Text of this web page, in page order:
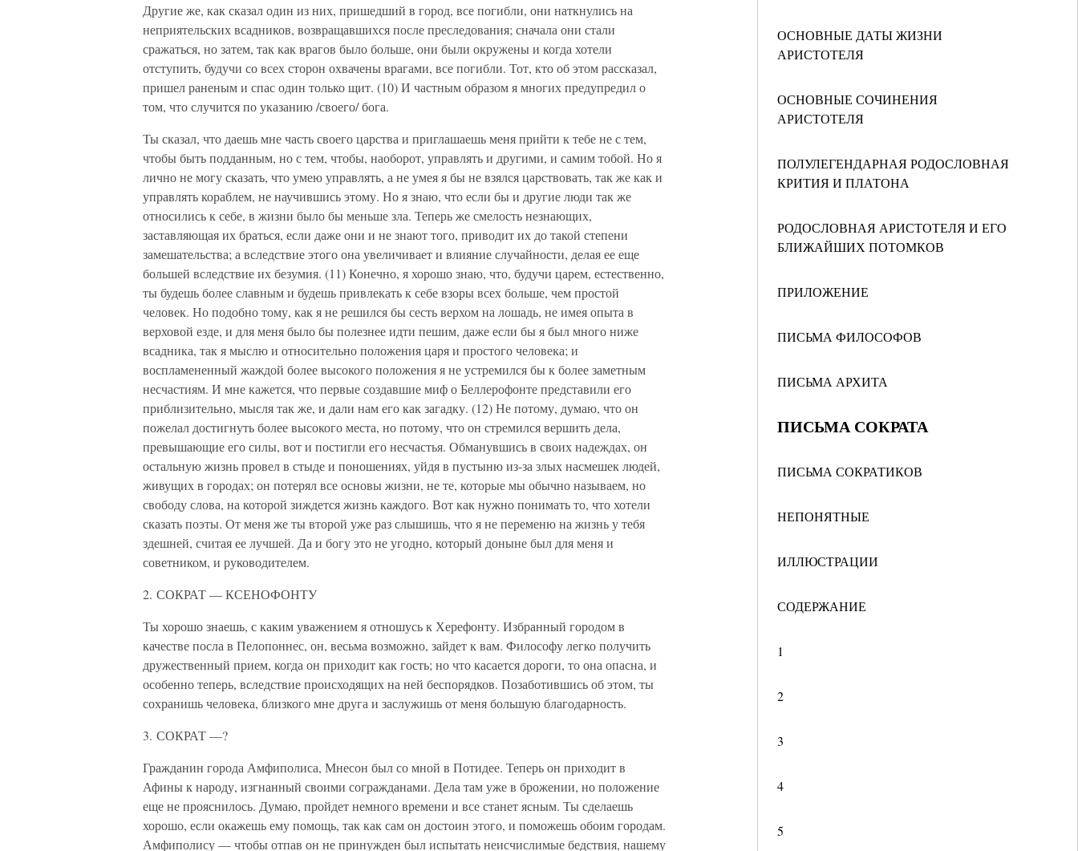
ОСНОВНЫЕ ДАТЫ ЖИЗНИ
АРИСТОТЕЛЯ
ОСНОВНЫЕ СОЧИНЕНИЯ
АРИСТОТЕЛЯ
ПОЛУЛЕГЕНДАРНАЯ РОДОСЛОВНАЯ
КРИТИЯ И ПЛАТОНА
РОДОСЛОВНАЯ АРИСТОТЕЛЯ И ЕГО
БЛИЖАЙШИХ ПОТОМКОВ
ПРИЛОЖЕНИЕ
ПИСЬМА ФИЛОСОФОВ
ПИСЬМА АРХИТА
ПИСЬМА СОКРАТА
ПИСЬМА СОКРАТИКОВ
НЕПОНЯТНЫЕ
ИЛЛЮСТРАЦИИ
СОДЕРЖАНИЕ
1
2
3
4
5
Другие же, как сказал один из них, пришедший в город, все погибли, они наткнулись на
неприятельских всадников, возвращавшихся после преследования; сначала они стали
сражаться, но затем, так как врагов было больше, они были окружены и когда хотели
отступить, будучи со всех сторон охвачены врагами, все погибли. Тот, кто об этом рассказал,
пришел раненым и спас один только щит. (10) И частным образом я многих предупредил о
том, что случится по указанию /своего/ бога.
Ты сказал, что даешь мне часть своего царства и приглашаешь меня прийти к тебе не с тем,
чтобы быть подданным, но с тем, чтобы, наоборот, управлять и другими, и самим тобой. Но я
лично не могу сказать, что умею управлять, а не умея я бы не взялся царствовать, так же как и
управлять кораблем, не научившись этому. Но я знаю, что если бы и другие люди так же
относились к себе, в жизни было бы меньше зла. Теперь же смелость незнающих,
заставляющая их браться, если даже они и не знают того, приводит их до такой степени
замешательства; а вследствие этого она увеличивает и влияние случайности, делая ее еще
большей вследствие их безумия. (11) Конечно, я хорошо знаю, что, будучи царем, естественно,
ты будешь более славным и будешь привлекать к себе взоры всех больше, чем простой
человек. Но подобно тому, как я не решился бы сесть верхом на лошадь, не имея опыта в
верховой езде, и для меня было бы полезнее идти пешим, даже если бы я был много ниже
всадника, так я мыслю и относительно положения царя и простого человека; и
воспламененный жаждой более высокого положения я не устремился бы к более заметным
несчастиям. И мне кажется, что первые создавшие миф о Беллерофонте представили его
приблизительно, мысля так же, и дали нам его как загадку. (12) Не потому, думаю, что он
пожелал достигнуть более высокого места, но потому, что он стремился вершить дела,
превышающие его силы, вот и постигли его несчастья. Обманувшись в своих надеждах, он
остальную жизнь провел в стыде и поношениях, уйдя в пустыню из-за злых насмешек людей,
живущих в городах; он потерял все основы жизни, не те, которые мы обычно называем, но
свободу слова, на которой зиждется жизнь каждого. Вот как нужно понимать то, что хотели
сказать поэты. От меня же ты второй уже раз слышишь, что я не переменю на жизнь у тебя
здешней, считая ее лучшей. Да и богу это не угодно, который доныне был для меня и
советником, и руководителем.
2. СОКРАТ — КСЕНОФОНТУ
Ты хорошо знаешь, с каким уважением я отношусь к Херефонту. Избранный городом в
качестве посла в Пелопоннес, он, весьма возможно, зайдет к вам. Философу легко получить
дружественный прием, когда он приходит как гость; но что касается дороги, то она опасна, и
особенно теперь, вследствие происходящих на ней беспорядков. Позаботившись об этом, ты
сохранишь человека, близкого мне друга и заслужишь от меня большую благодарность.
3. СОКРАТ —?
Гражданин города Амфиполиса, Мнесон был со мной в Потидее. Теперь он приходит в
Афины к народу, изгнанный своими согражданами. Дела там уже в брожении, но положение
еще не прояснилось. Думаю, пройдет немного времени и все станет ясным. Ты сделаешь
хорошо, если окажешь ему помощь, так как сам он достоин этого, и поможешь обоим городам.
Амфиполису — чтобы отпав он не принужден был испытать неисчислимые бедствия, нашему